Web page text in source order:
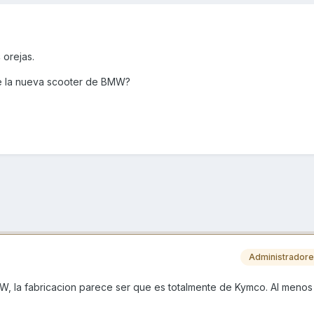
orejas.
nueva scooter de BMW?
la fabricacion parece ser que es totalmente de Kymco. Al